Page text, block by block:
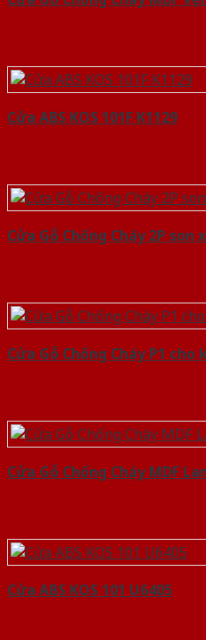
Cửa ABS KOS 101F K1129
Cửa Gỗ Chống Cháy 2P son
Cửa Gỗ Chống Cháy P1 cho
Cửa Gỗ Chống Cháy MDF
Cửa ABS KOS 101 U6405